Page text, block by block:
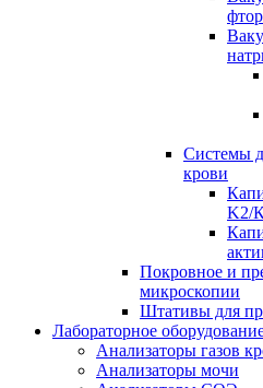
Системы
крови
K2/
Покровное и
микроскопии
Штативы для
Лабораторное
Анализаторы газов
Анализаторы мочи